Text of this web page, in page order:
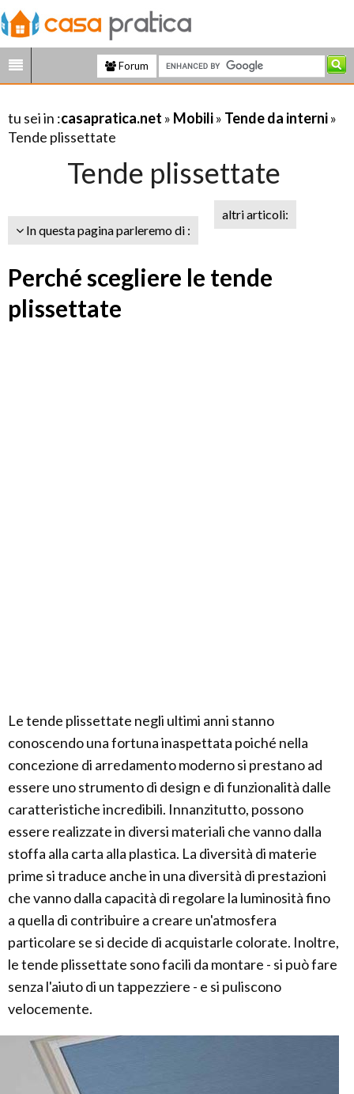
Forum
tu sei in :casapratica.net » Mobili» Tende da interni»
Tende plissettate
Tende plissettate
In questa pagina parleremo di :
altri articoli:
Perché scegliere le tende
plissettate
Le tende plissettate negli ultimi anni stanno
conoscendo una fortuna inaspettata poiché nella
concezione di arredamento moderno si prestano ad
essere uno strumento di design e di funzionalità dalle
caratteristiche incredibili. Innanzitutto, possono
essere realizzate in diversi materiali che vanno dalla
stoffa alla carta alla plastica. La diversità di materie
prime si traduce anche in una diversità di prestazioni
che vanno dalla capacità di regolare la luminosità fino
a quella di contribuire a creare un'atmosfera
particolare se si decide di acquistarle colorate. Inoltre,
le tende plissettate sono facili da montare - si può fare
senza l'aiuto di un tappezziere - e si puliscono
velocemente.